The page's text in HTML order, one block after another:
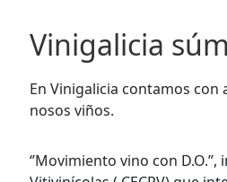
Vinigalicia
En Vinigalicia contamos
nosos viños.
‘’Movimiento vino con